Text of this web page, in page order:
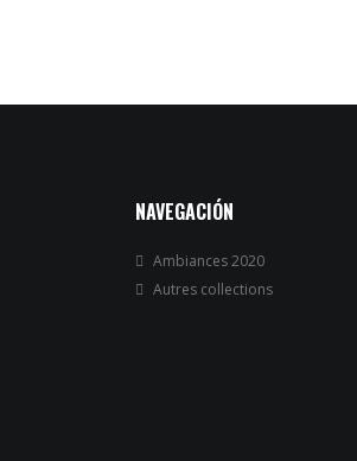
NAVEGACIÓN
Ambiances 2020
Autres collections